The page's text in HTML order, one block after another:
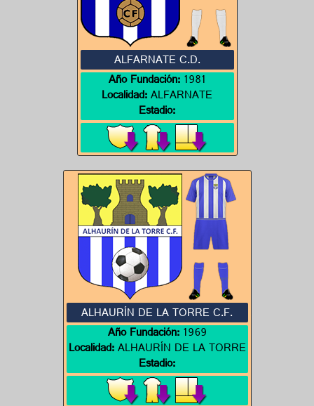
ALFARNATE C.D.
Año Fundación:1981
Localidad:ALFARNATE
Estadio:
ALHAURÍN DE LA TORRE C.F.
Año Fundación:1969
Localidad:ALHAURÍN DE LA TORRE
Estadio: